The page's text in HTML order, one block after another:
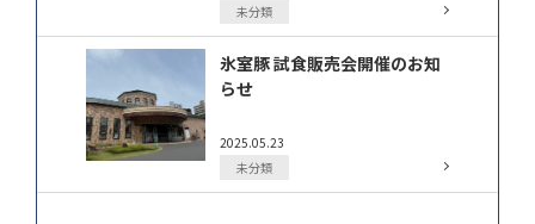
未分類
氷室豚 試食販売会開催のお知
らせ
2025.05.23
未分類